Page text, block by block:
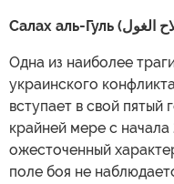
Одна из наиболее
украинского
вступает в свой пятый
крайней мере с
ожесточенный
поле боя не